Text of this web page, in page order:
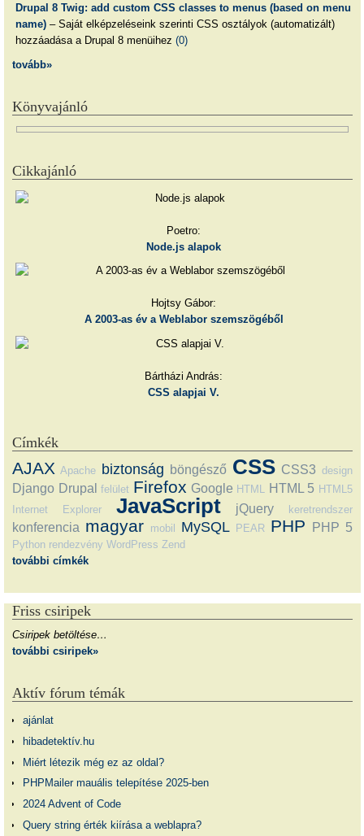
Drupal 8 Twig: add custom CSS classes to menus (based on menu
name)– Saját elképzeléseink szerinti CSS osztályok (automatizált)
hozzáadása a Drupal 8 menüihez (0)
tovább»
Könyvajánló
Cikkajánló
Poetro:
Node.js alapok
Hojtsy Gábor:
A 2003-as év a Weblabor szemszögéből
Bártházi András:
CSS alapjai V.
Címkék
AJAX Apache biztonság böngésző CSS CSS3 design
Django Drupal felület Firefox Google HTML HTML 5 HTML5
Internet Explorer
JavaScript jQuery keretrendszer
konferencia magyar mobil MySQL PEAR PHP PHP 5
Python rendezvény WordPress Zend
további címkék
Friss csiripek
Csiripek betöltése…
további csiripek»
Aktív fórum témák
ajánlat
hibadetektív.hu
Miért létezik még ez az oldal?
PHPMailer mauális telepítése 2025-ben
2024 Advent of Code
Query string érték kiírása a weblapra?